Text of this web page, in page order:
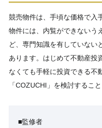
競売物件は、手頃な価格で入
物件には、内覧ができないう
ど、専門知識を有していない
あります。はじめて不動産投
なくても手軽に投資できる不
「COZUCHI」を検討するこ
■監修者